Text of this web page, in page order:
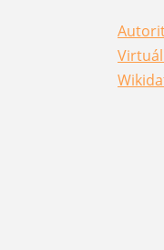
(otvorí